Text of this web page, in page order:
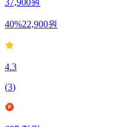
37,900원
40%22,900원
4.3
(3)